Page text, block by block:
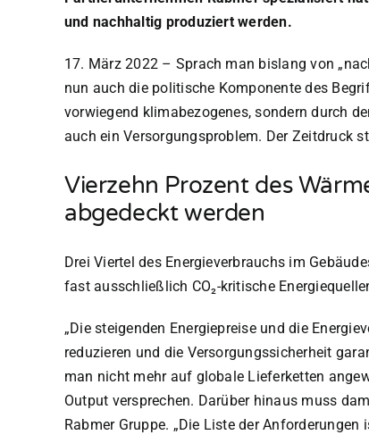
und nachhaltig produziert werden.
17. März 2022 – Sprach man bislang von
nun auch die politische Komponente des
vorwiegend klimabezogenes, sondern durch
auch ein Versorgungsproblem. Der Zeitdruck
Vierzehn Prozent des
abgedeckt werden
Drei Viertel des Energieverbrauchs im
fast ausschließlich CO₂-kritische
„Die steigenden Energiepreise und die
reduzieren und die Versorgungssicherheit
man nicht mehr auf globale Lieferketten
Output versprechen. Darüber hinaus muss
Rabmer Gruppe. „Die Liste der